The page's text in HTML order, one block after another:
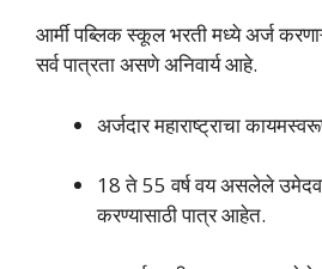
आर्मी पब्लिक स्कूल भरती मध्ये अर्ज
सर्व पात्रता असणे अनिवार्य आहे.
अर्जदार महाराष्ट्राचा
18 ते 55 वर्ष वय असलेले
करण्यासाठी पात्र आहेत.